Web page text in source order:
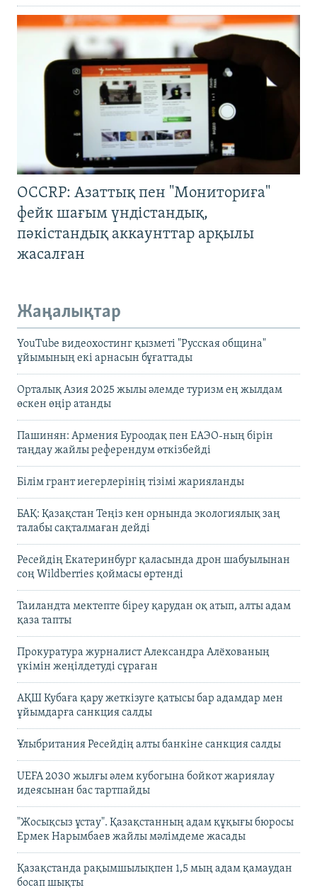
OCCRP: Азаттық пен "Мониториға"
фейк шағым үндістандық,
пәкістандық аккаунттар арқылы
жасалған
Жаңалықтар
YouTube видеохостинг қызметі "Русская община"
ұйымының екі арнасын бұғаттады
Орталық Азия 2025 жылы әлемде туризм ең жылдам
өскен өңір атанды
Пашинян: Армения Еуроодақ пен ЕАЭО-ның бірін
таңдау жайлы референдум өткізбейді
Білім грант иегерлерінің тізімі жарияланды
БАҚ: Қазақстан Теңіз кен орнында экологиялық заң
талабы сақталмаған дейді
Ресейдің Екатеринбург қаласында дрон шабуылынан
соң Wildberries қоймасы өртенді
Таиландта мектепте біреу қарудан оқ атып, алты адам
қаза тапты
Прокуратура журналист Александра Алёхованың
үкімін жеңілдетуді сұраған
АҚШ Кубаға қару жеткізуге қатысы бар адамдар мен
ұйымдарға санкция салды
Ұлыбритания Ресейдің алты банкіне санкция салды
UEFA 2030 жылғы әлем кубогына бойкот жариялау
идеясынан бас тартпайды
"Жосықсыз ұстау". Қазақстанның адам құқығы бюросы
Ермек Нарымбаев жайлы мәлімдеме жасады
Қазақстанда рақымшылықпен 1,5 мың адам қамаудан
босап шықты